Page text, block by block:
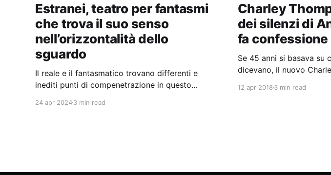
Estranei, teatro per fantasmi
che trova il suo senso
nell’orizzontalità dello
sguardo
Il reale e il fantasmatico trovano differenti e
inediti punti di compenetrazione in questo
dell’hic et nunc, del presente come unico terreno
24 apr 20243 min read
Charley
dei silenzi di
fa confessione
Se 45 anni si basava su
dicevano, il nuovo
12 apr 20183 min read